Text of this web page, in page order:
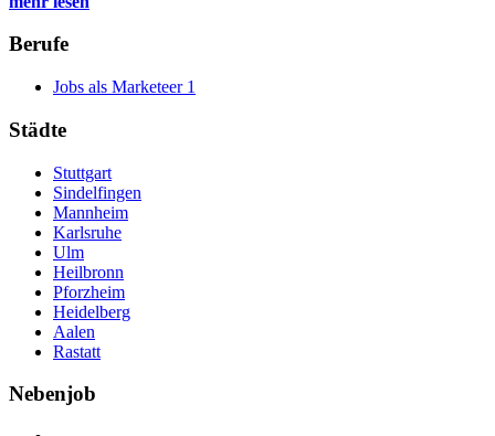
Berufe
Jobs als Marketeer 1
Städte
Stuttgart
Sindelfingen
Mannheim
Karlsruhe
Ulm
Heilbronn
Pforzheim
Heidelberg
Aalen
Rastatt
Nebenjob